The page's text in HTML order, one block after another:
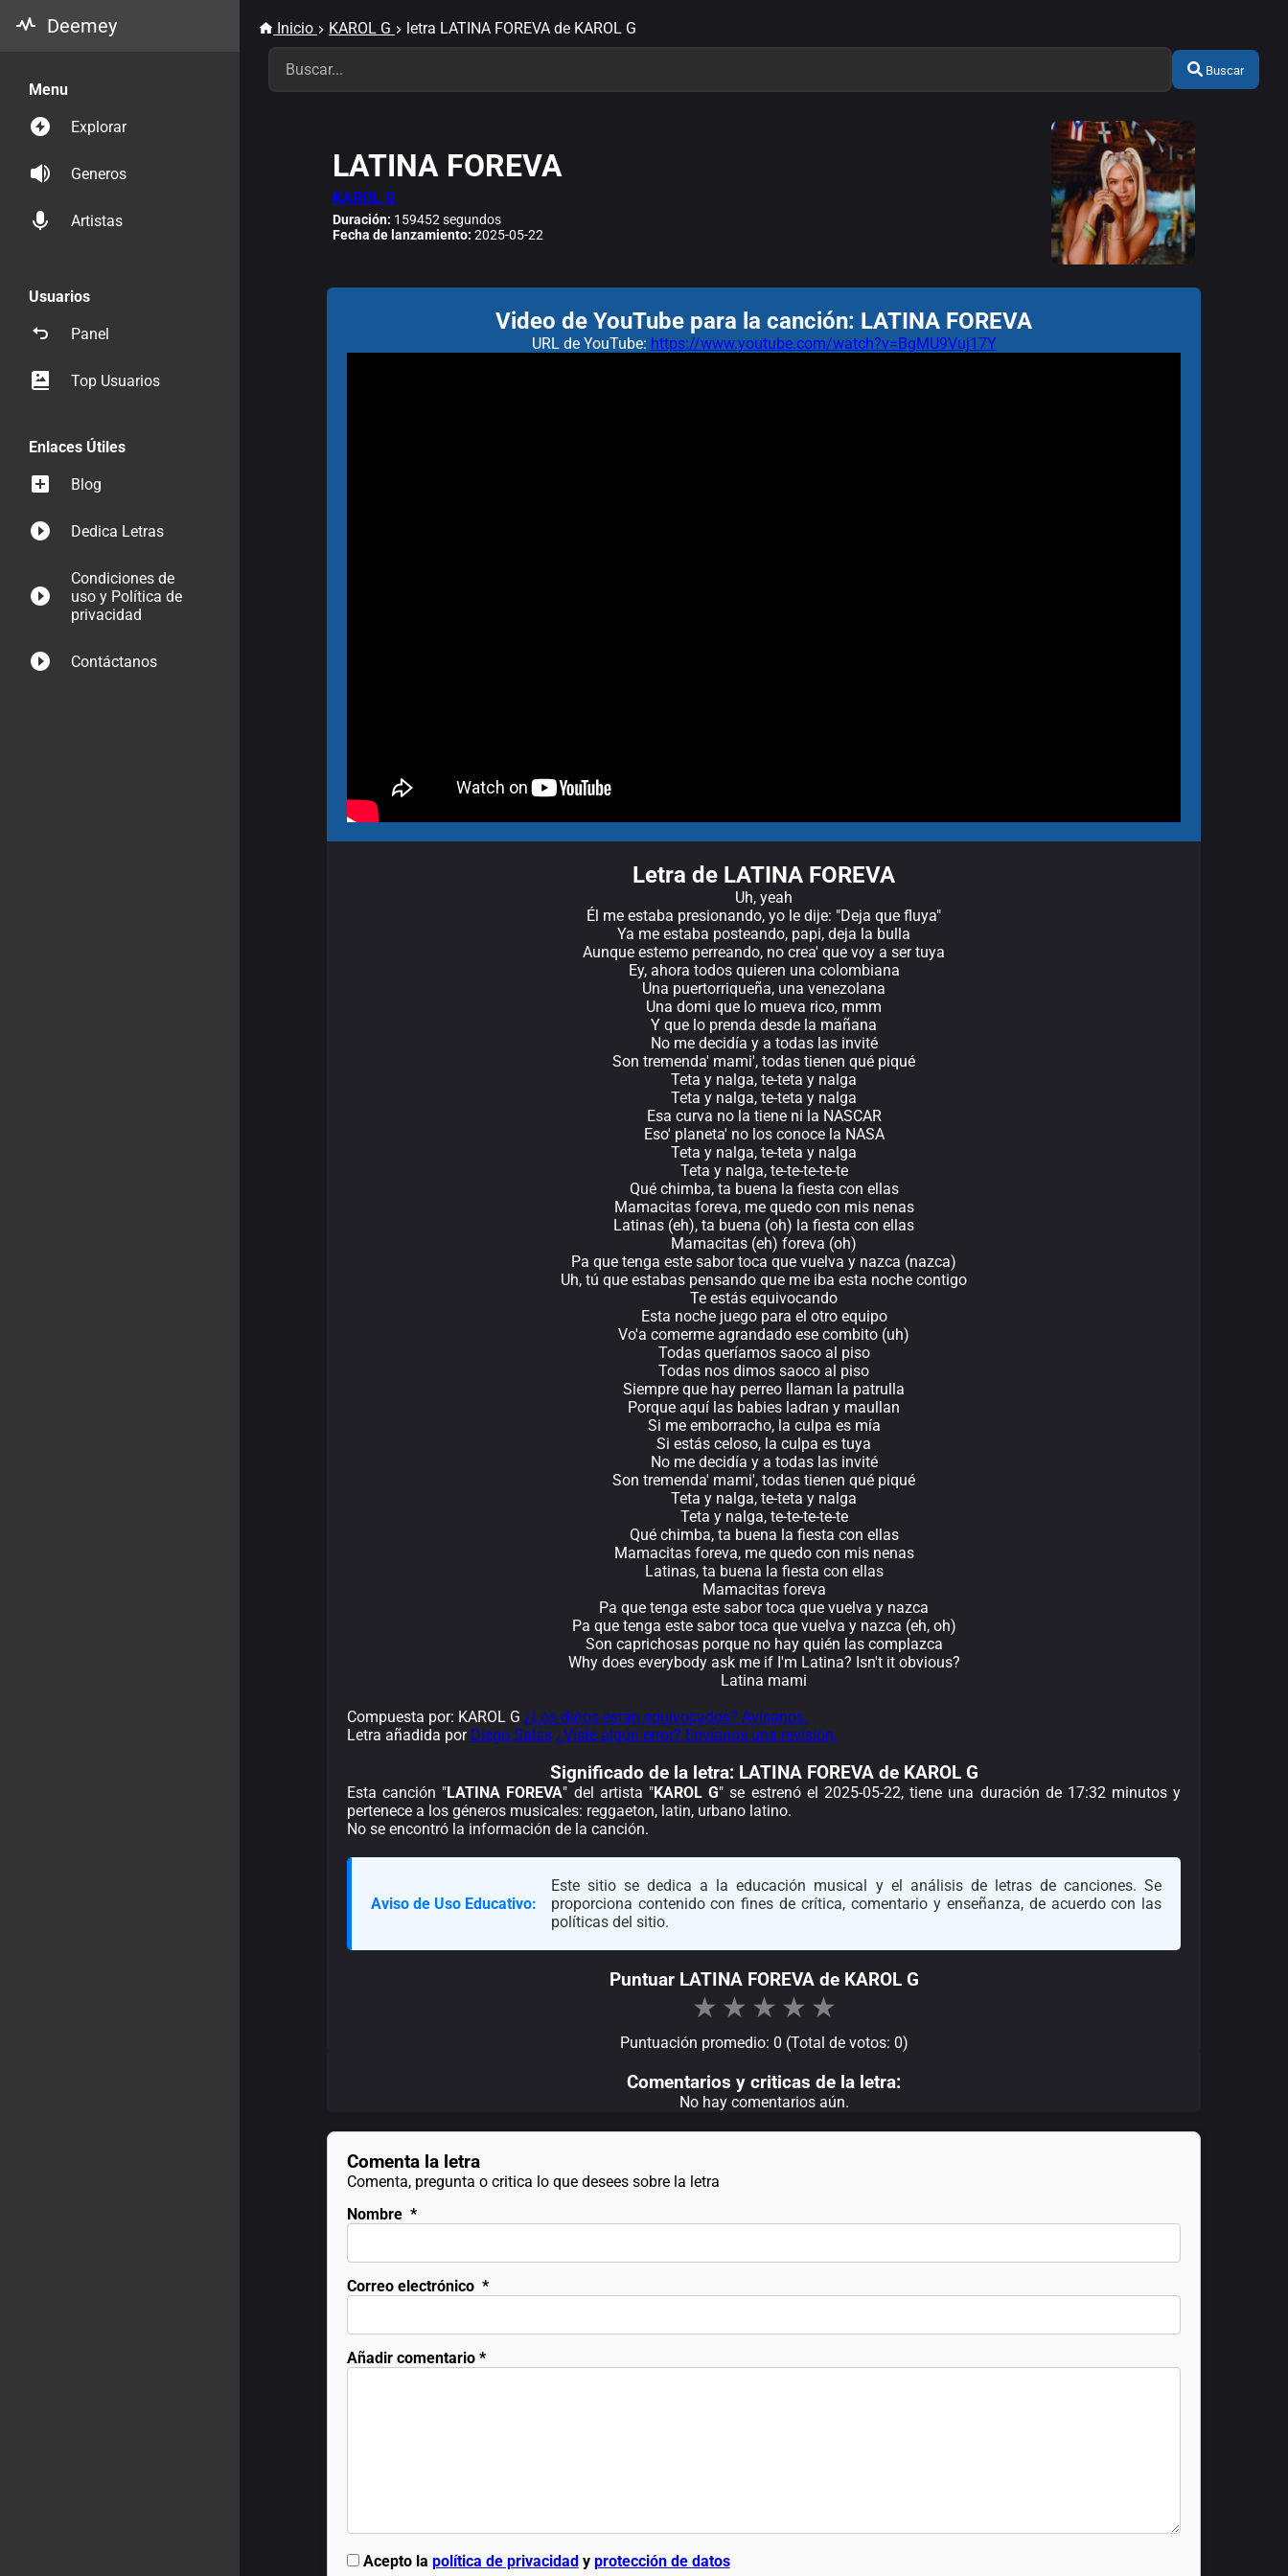
Deemey
Menu
Explorar
Generos
Artistas
Usuarios
Panel
Top Usuarios
Enlaces Útiles
Blog
Dedica Letras
Condiciones de
uso y Política de
privacidad
Contáctanos
Inicio KAROL G letra LATINA FOREVA de KAROL G
Buscar
LATINA FOREVA
KAROL G
Duración: 159452 segundos
Fecha de lanzamiento: 2025-05-22
Video de YouTube para la canción: LATINA FOREVA
URL de YouTube: https://www.youtube.com/watch?v=BgMU9Vuj17Y
Letra de LATINA FOREVA
Uh, yeah
Él me estaba presionando, yo le dije: "Deja que fluya"
Ya me estaba posteando, papi, deja la bulla
Aunque estemo perreando, no crea' que voy a ser tuya
Ey, ahora todos quieren una colombiana
Una puertorriqueña, una venezolana
Una domi que lo mueva rico, mmm
Y que lo prenda desde la mañana
No me decidía y a todas las invité
Son tremenda' mami', todas tienen qué piqué
Teta y nalga, te-teta y nalga
Teta y nalga, te-teta y nalga
Esa curva no la tiene ni la NASCAR
Eso' planeta' no los conoce la NASA
Teta y nalga, te-teta y nalga
Teta y nalga, te-te-te-te-te
Qué chimba, ta buena la fiesta con ellas
Mamacitas foreva, me quedo con mis nenas
Latinas (eh), ta buena (oh) la fiesta con ellas
Mamacitas (eh) foreva (oh)
Pa que tenga este sabor toca que vuelva y nazca (nazca)
Uh, tú que estabas pensando que me iba esta noche contigo
Te estás equivocando
Esta noche juego para el otro equipo
Vo'a comerme agrandado ese combito (uh)
Todas queríamos saoco al piso
Todas nos dimos saoco al piso
Siempre que hay perreo llaman la patrulla
Porque aquí las babies ladran y maullan
Si me emborracho, la culpa es mía
Si estás celoso, la culpa es tuya
No me decidía y a todas las invité
Son tremenda' mami', todas tienen qué piqué
Teta y nalga, te-teta y nalga
Teta y nalga, te-te-te-te-te
Qué chimba, ta buena la fiesta con ellas
Mamacitas foreva, me quedo con mis nenas
Latinas, ta buena la fiesta con ellas
Mamacitas foreva
Pa que tenga este sabor toca que vuelva y nazca
Pa que tenga este sabor toca que vuelva y nazca (eh, oh)
Son caprichosas porque no hay quién las complazca
Why does everybody ask me if I'm Latina? Isn't it obvious?
Latina mami
Compuesta por: KAROL G ¿Los datos están equivocados? Avísanos.
Letra añadida por Diego Salas ¿Viste algún error? Envíanos una revisión.
Significado de la letra: LATINA FOREVA de KAROL G
Esta canción "LATINA FOREVA" del artista "KAROL G" se estrenó el 2025-05-22, tiene una duración de 17:32 minutos y
pertenece a los géneros musicales: reggaeton, latin, urbano latino.
No se encontró la información de la canción.
Aviso de Uso Educativo:
Este sitio se dedica a la educación musical y el análisis de letras de canciones. Se
proporciona contenido con fines de crítica, comentario y enseñanza, de acuerdo con las
políticas del sitio.
Puntuar LATINA FOREVA de KAROL G
★ ★ ★ ★ ★
Puntuación promedio: 0 (Total de votos: 0)
Comentarios y criticas de la letra:
No hay comentarios aún.
Comenta la letra
Comenta, pregunta o critica lo que desees sobre la letra
Nombre *
Correo electrónico *
Añadir comentario*
Acepto la política de privacidady protección de datos